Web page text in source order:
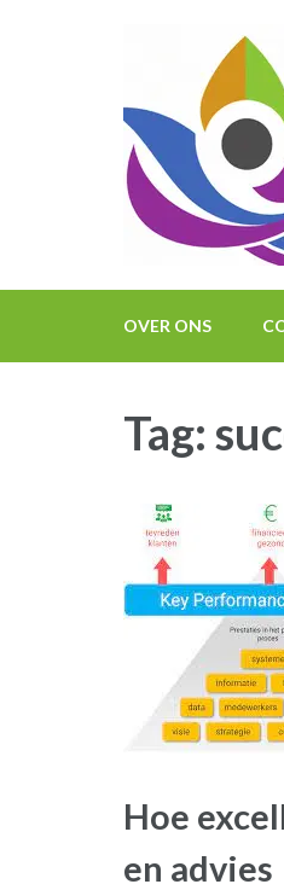
OVER ONS
Tag:
Hoe
en advies